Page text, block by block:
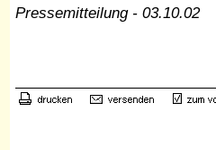
Pressemitteilung - 03.10.02